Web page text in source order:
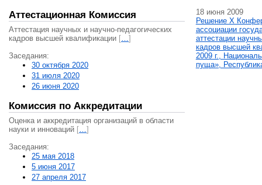
Аттестационная Комиссия
Аттестация научных и научно-педагогических
кадров высшей квалификации […]
Заседания:
30 октября 2020
31 июля 2020
26 июня 2020
Комиссия по Аккредитации
Оценка и аккредитация организаций в области
науки и инноваций […]
Заседания:
25 мая 2018
5 июня 2017
27 апреля 2017
18 июня 2009
Решение X
ассоциации
аттестации
кадров высшей
2009 г.,
пуща»,